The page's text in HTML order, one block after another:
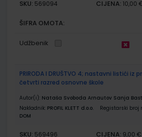
SKU: 569094 CIJENA: 10,00
ŠIFRA OMOTA:
Udžbenik
PRIRODA I DRUŠTVO 4; nastavni listići iz
četvrti razred osnovne škole
Autor(i): Nataša Svoboda Arnautov Sanja
Nakladnik: PROFIL KLETT d.o.o. Registarski
DOM
SKU: 569496 CIJENA: 9,00 €